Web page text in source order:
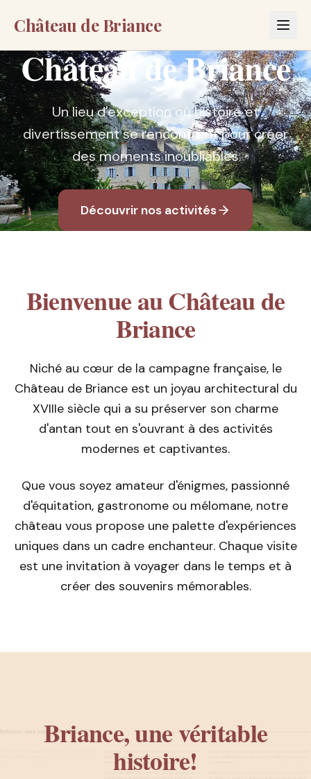
Château de Briance
Château de Briance
Un lieu d'exception où histoire et
divertissement se rencontrent pour créer
des moments inoubliables
Découvrir nos activités
Bienvenue au Château de
Briance
Niché au cœur de la campagne française, le
Château de Briance est un joyau architectural du
XVIIIe siècle qui a su préserver son charme
d'antan tout en s'ouvrant à des activités
modernes et captivantes.
Que vous soyez amateur d'énigmes, passionné
d'équitation, gastronome ou mélomane, notre
château vous propose une palette d'expériences
uniques dans un cadre enchanteur. Chaque visite
est une invitation à voyager dans le temps et à
créer des souvenirs mémorables.
Briance, une véritable
histoire!